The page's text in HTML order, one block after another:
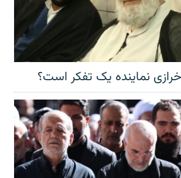
نماینده یک تفکر است؟